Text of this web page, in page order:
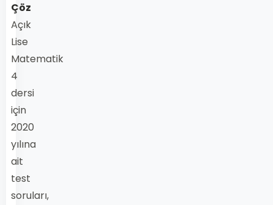
Çöz
Açık
Lise
Matematik
4
dersi
için
2020
yılına
ait
test
soruları,